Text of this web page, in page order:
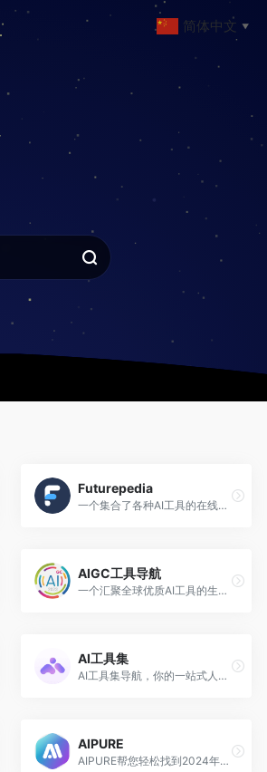
Futurepedia
一个集合了各种AI工具的在线目录，涵盖了40多个类别
AIGC工具导航
一个汇聚全球优质AI工具的生成式AI工具导航平台
AI工具集
AI工具集导航，你的一站式人工智能工具集合网站，500+ AI 工具导航大全。
AIPURE
AIPURE帮您轻松找到2024年最佳AI工具
简体中文 ▼